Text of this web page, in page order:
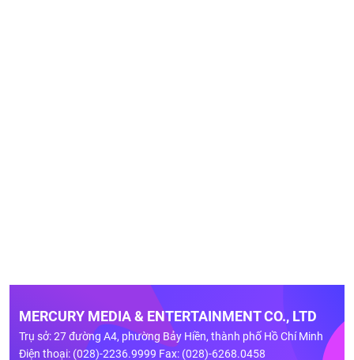
MERCURY MEDIA & ENTERTAINMENT CO., LTD
Trụ sở: 27 đường A4, phường Bảy Hiền, thành phố Hồ Chí Minh
Điện thoại: (028)-2236.9999 Fax: (028)-6268.0458